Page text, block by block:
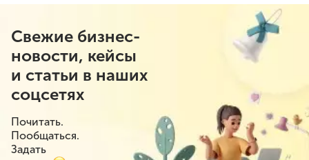
Свежие бизнес-
новости, кейсы
и статьи в наших
соцсетях
Почитать.
Пообщаться.
Задать